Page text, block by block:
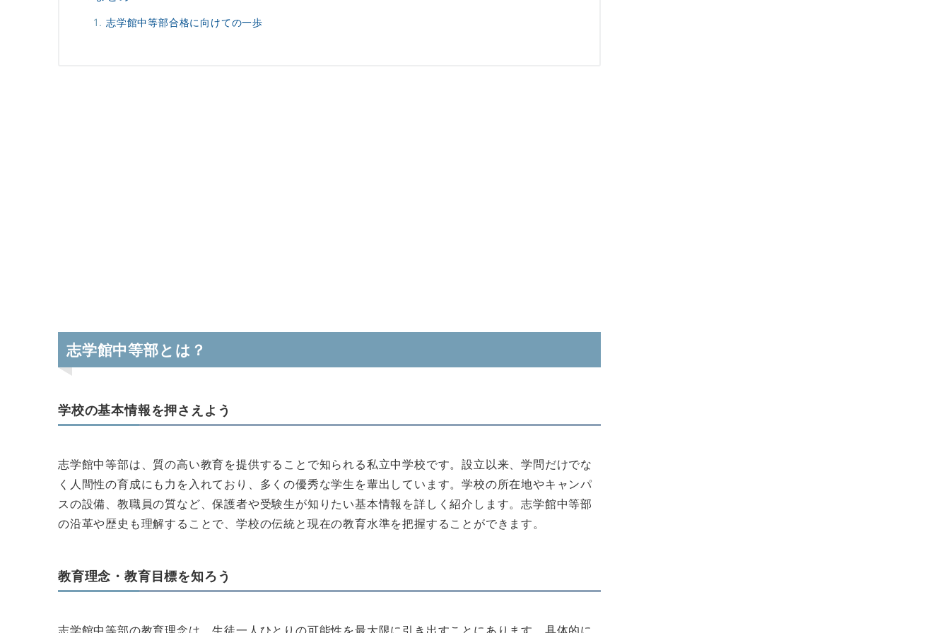
志学館中等部合格に向けての一歩
志学館中等部とは？
学校の基本情報を押さえよう
志学館中等部は、質の高い教育を提供することで知られる私立中学校です。設立以来、学問だけでな
く人間性の育成にも力を入れており、多くの優秀な学生を輩出しています。学校の所在地やキャンパ
スの設備、教職員の質など、保護者や受験生が知りたい基本情報を詳しく紹介します。志学館中等部
の沿革や歴史も理解することで、学校の伝統と現在の教育水準を把握することができます。
教育理念・教育目標を知ろう